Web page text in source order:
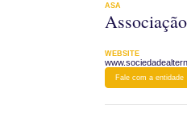
ASA
WEBSITE
Fale com a entidade